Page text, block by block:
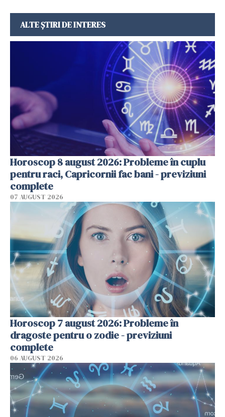
ALTE ȘTIRI DE INTERES
Horoscop 8 august 2026: Probleme în cuplu
pentru raci, Capricornii fac bani - previziuni
complete
07 AUGUST 2026
Horoscop 7 august 2026: Probleme în
dragoste pentru o zodie - previziuni
complete
06 AUGUST 2026